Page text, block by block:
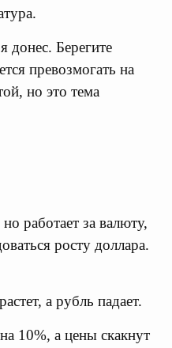
донес. Берегите
превозмогать на
но это тема
работает за валюту,
росту доллара.
а рубль падает.
10%, а цены скакнут